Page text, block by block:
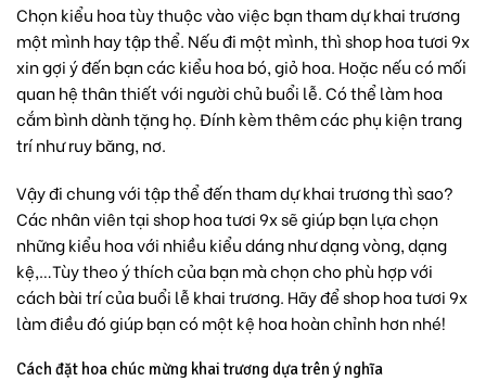
Chọn kiểu hoa tùy thuộc vào việc bạn tham dự khai trương
một mình hay tập thể. Nếu đi một mình, thì shop hoa tươi 9x
xin gợi ý đến bạn các kiểu hoa bó, giỏ hoa. Hoặc nếu có mối
quan hệ thân thiết với người chủ buổi lễ. Có thể làm hoa
cắm bình dành tặng họ. Đính kèm thêm các phụ kiện trang
trí như ruy băng, nơ.
Vậy đi chung với tập thể đến tham dự khai trương thì sao?
Các nhân viên tại shop hoa tươi 9x sẽ giúp bạn lựa chọn
những kiểu hoa với nhiều kiểu dáng như dạng vòng, dạng
kệ,…Tùy theo ý thích của bạn mà chọn cho phù hợp với
cách bài trí của buổi lễ khai trương. Hãy để shop hoa tươi 9x
làm điều đó giúp bạn có một kệ hoa hoàn chỉnh hơn nhé!
Cách đặt hoa chúc mừng khai trương dựa trên ý nghĩa